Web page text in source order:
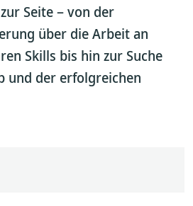
Seite – von der
über die Arbeit an
Skills bis hin zur Suche
und der erfolgreichen